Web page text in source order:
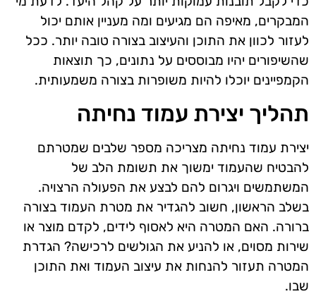
המבקרים, מאיפה הם מגיעים ומה מעניין אותם יכול
לעזור לכוון את התוכן והעיצוב בצורה טובה יותר. ככל
שהשיפורים יהיו מבוססים על נתונים, כך תוצאות
הקמפיינים יוכלו להיות משופרות בצורה משמעותית.
תהליך יצירת עמוד נחיתה
יצירת עמוד נחיתה מצריכה מספר שלבים שמטרתם
להבטיח שהעמוד ימשוך את תשומת הלב של
המשתמשים ויגרום להם לבצע את הפעולה הרצויה.
בשלב הראשון, חשוב להגדיר את מטרת העמוד בצורה
ברורה. האם המטרה היא לאסוף לידים, לקדם מוצר או
שירות מסוים, או להניע את הגולשים לרכישה? הגדרת
המטרה תעזור להנחות את עיצוב העמוד ואת התוכן
שבו.